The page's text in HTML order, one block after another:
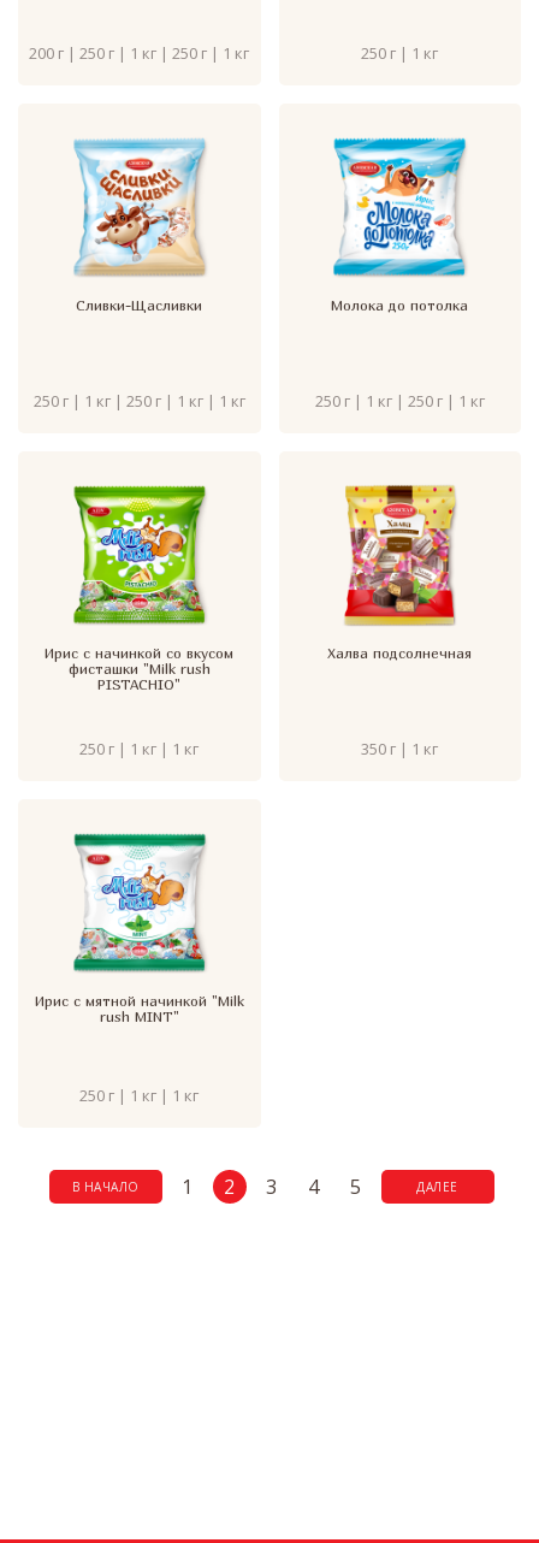
200 г | 250 г | 1 кг | 250 г | 1 кг 250 г | 1 кг
Сливки-Щасливки
250 г | 1 кг | 250 г | 1 кг | 1 кг
Молока до потолка
250 г | 1 кг | 250 г | 1 кг
Ирис с начинкой со вкусом
фисташки "Milk rush
PISTACHIO"
250 г | 1 кг | 1 кг
Халва подсолнечная
350 г | 1 кг
Ирис с мятной начинкой "Milk
rush MINT"
250 г | 1 кг | 1 кг
В НАЧАЛО 1 2 3 4 5 ДАЛЕЕ